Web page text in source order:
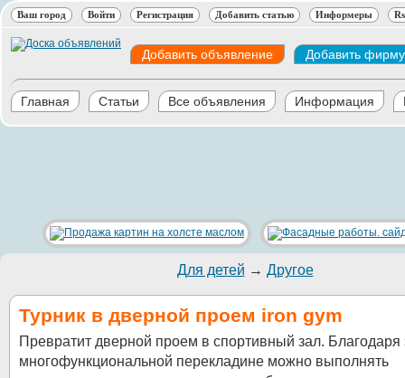
Ваш город Войти Регистрация Добавить статью Информеры
Добавить объявление Добавить фирму
Главная Статьи Все объявления Информация
Для детей → Другое
Турник в дверной проем iron gym
Превратит дверной проем в спортивный зал. Благодаря
многофункциональной перекладине можно выполнять